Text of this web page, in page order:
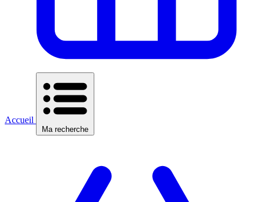
Accueil
Ma recherche